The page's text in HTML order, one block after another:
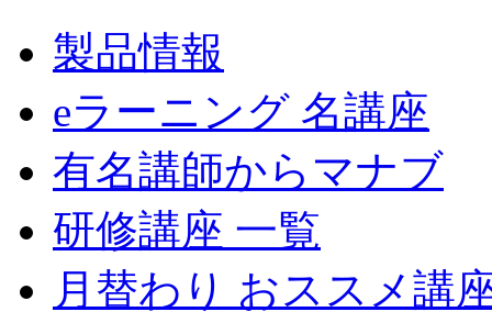
製品情報
eラーニング 名講座
有名講師からマナブ
研修講座 一覧
月替わり おススメ講